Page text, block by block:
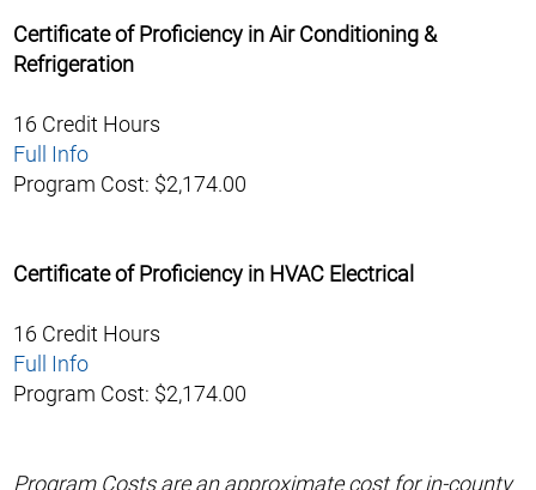
Certificate of Proficiency in Air Conditioning &
Refrigeration
16 Credit Hours
Full Info
Program Cost: $2,174.00
Certificate of Proficiency in HVAC Electrical
16 Credit Hours
Full Info
Program Cost: $2,174.00
Program Costs are an approximate cost for in-county